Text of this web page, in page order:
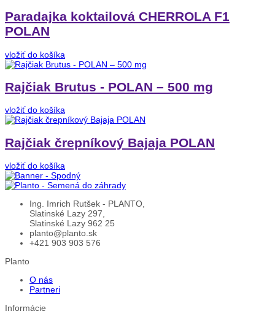
Paradajka koktailová CHERROLA F1
POLAN
vložiť do košíka
Rajčiak Brutus - POLAN – 500 mg
vložiť do košíka
Rajčiak črepníkový Bajaja POLAN
vložiť do košíka
Ing. Imrich Rutšek - PLANTO,
Slatinské Lazy 297,
Slatinské Lazy 962 25
planto@planto.sk
+421 903 903 576
Planto
O nás
Partneri
Informácie